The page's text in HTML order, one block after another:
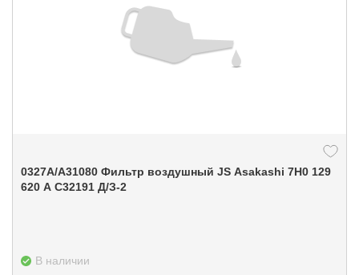
0327A/A31080 Фильтр воздушный JS Asakashi 7H0 129
620 A C32191 Д/З-2
В наличии